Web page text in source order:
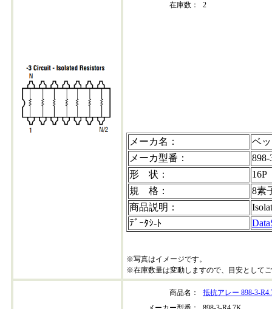
在庫数：
2
メーカ名：
ベ
メーカ型番：
898-
形 状：
16P
規 格：
8素
商品説明：
ﾃﾞｰﾀｼ-ﾄ
※写真はイメージです。
※在庫数量は変動しますので、目安として
商品名：
抵抗アレー 898-3-